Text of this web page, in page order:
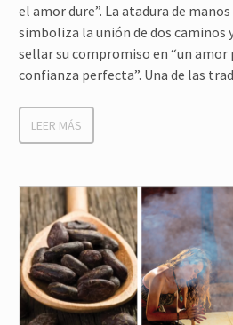
el amor dure”. La atadura de
simboliza la unión de dos caminos
sellar su compromiso en “un amor
confianza perfecta”. Una de las
LEER MÁS